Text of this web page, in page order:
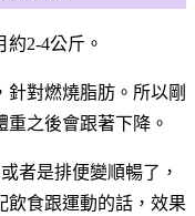
2-4公斤。
對燃燒脂肪。所以剛
之後會跟著下降。
者是排便變順暢了，
飲食跟運動的話，效果